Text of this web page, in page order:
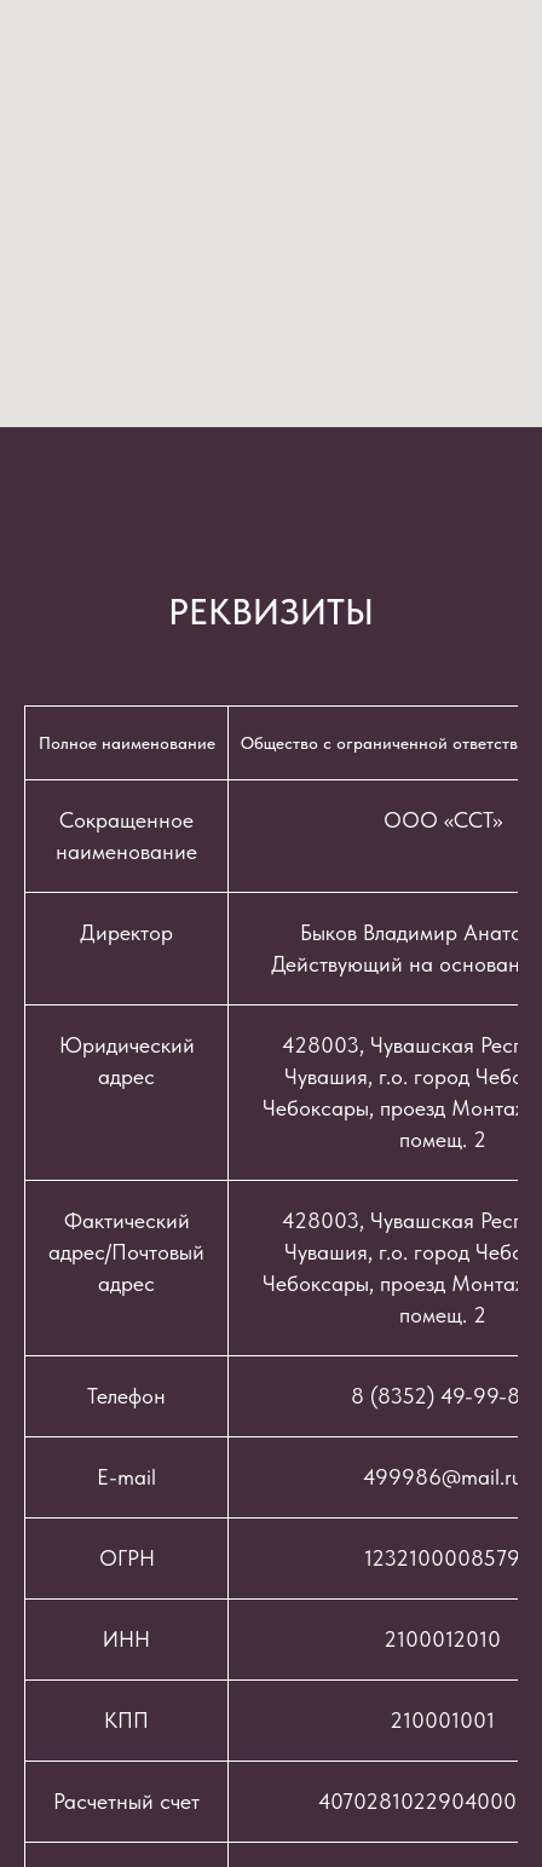
РЕКВИЗИТЫ
Полное наименование Общество с ограниченной
Сокращенное
наименование
ООО «ССТ»
Директор
Быков Владимир
Действующий на
Юридический
адрес
428003, Чувашская
Чувашия, г.о. город
Чебоксары, проезд
помещ. 2
Фактический
адрес/Почтовый
адрес
428003, Чувашская
Чувашия, г.о. город
Чебоксары, проезд
помещ. 2
Телефон 8 (8352) 49-99-86
E-mail 499986@mail.ru
ОГРН 1232100008579
ИНН 2100012010
КПП 210001001
Расчетный счет